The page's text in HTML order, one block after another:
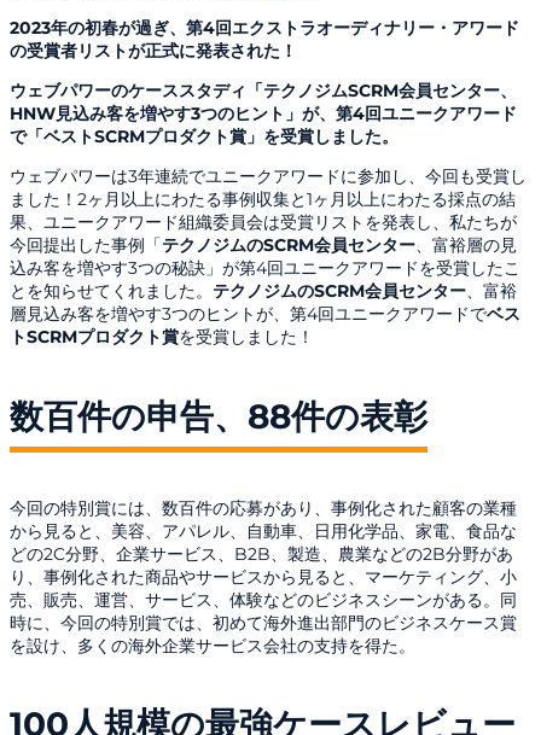
2023年の初春が過ぎ、第4回エクストラオーディナリー・アワード
の受賞者リストが正式に発表された！
ウェブパワーのケーススタディ「テクノジムSCRM会員センター、
HNW見込み客を増やす3つのヒント」が、第4回ユニークアワード
で「ベストSCRMプロダクト賞」を受賞しました。
ウェブパワーは3年連続でユニークアワードに参加し、今回も受賞し
ました！2ヶ月以上にわたる事例収集と1ヶ月以上にわたる採点の結
果、ユニークアワード組織委員会は受賞リストを発表し、私たちが
今回提出した事例「テクノジムのSCRM会員センター、富裕層の見
込み客を増やす3つの秘訣」が第4回ユニークアワードを受賞したこ
とを知らせてくれました。 テクノジムのSCRM会員センター、富裕
層見込み客を増やす3つのヒントが、第4回ユニークアワードでベス
トSCRMプロダクト賞を受賞しました！
数百件の申告、88件の表彰
今回の特別賞には、数百件の応募があり、事例化された顧客の業種
から見ると、美容、アパレル、自動車、日用化学品、家電、食品な
どの2C分野、企業サービス、B2B、製造、農業などの2B分野があ
り、事例化された商品やサービスから見ると、マーケティング、小
売、販売、運営、サービス、体験などのビジネスシーンがある。同
時に、今回の特別賞では、初めて海外進出部門のビジネスケース賞
を設け、多くの海外企業サービス会社の支持を得た。
100人規模の最強ケースレビュー